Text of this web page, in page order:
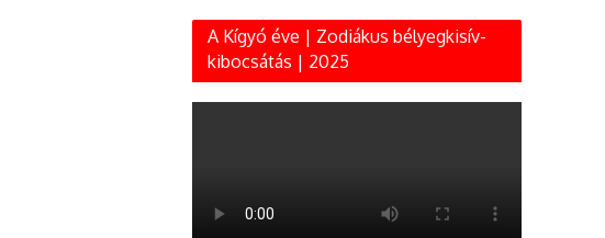
A Kígyó éve | Zodiákus bélyegkisív-
kibocsátás | 2025